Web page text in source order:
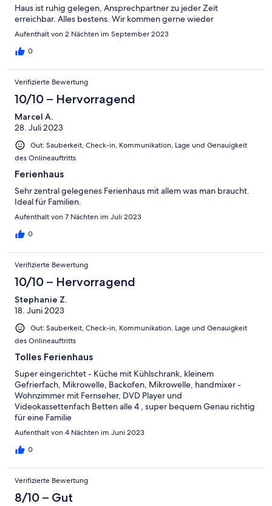
Haus ist ruhig gelegen, Ansprechpartner zu jeder Zeit
erreichbar. Alles bestens. Wir kommen gerne wieder
Aufenthalt von 2 Nächten im September 2023
0
Verifizierte Bewertung
10/10 – Hervorragend
Marcel A.
28. Juli 2023
Gut: Sauberkeit, Check-in, Kommunikation, Lage und Genauigkeit
des Onlineauftritts
Ferienhaus
Sehr zentral gelegenes Ferienhaus mit allem was man braucht.
Ideal für Familien.
Aufenthalt von 7 Nächten im Juli 2023
0
Verifizierte Bewertung
10/10 – Hervorragend
Stephanie Z.
18. Juni 2023
Gut: Sauberkeit, Check-in, Kommunikation, Lage und Genauigkeit
des Onlineauftritts
Tolles Ferienhaus
Super eingerichtet - Küche mit Kühlschrank, kleinem
Gefrierfach, Mikrowelle, Backofen, Mikrowelle, handmixer -
Wohnzimmer mit Fernseher, DVD Player und
Videokassettenfach Betten alle 4 , super bequem Genau richtig
für eine Familie
Aufenthalt von 4 Nächten im Juni 2023
0
Verifizierte Bewertung
8/10 – Gut